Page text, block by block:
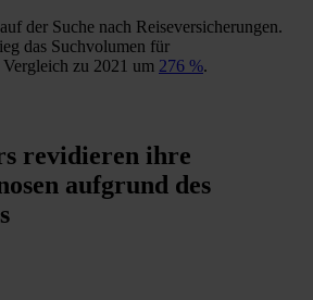
der Suche nach Reiseversicherungen.
das Suchvolumen für
zu 2021 um 276 %.
revidieren ihre
aufgrund des